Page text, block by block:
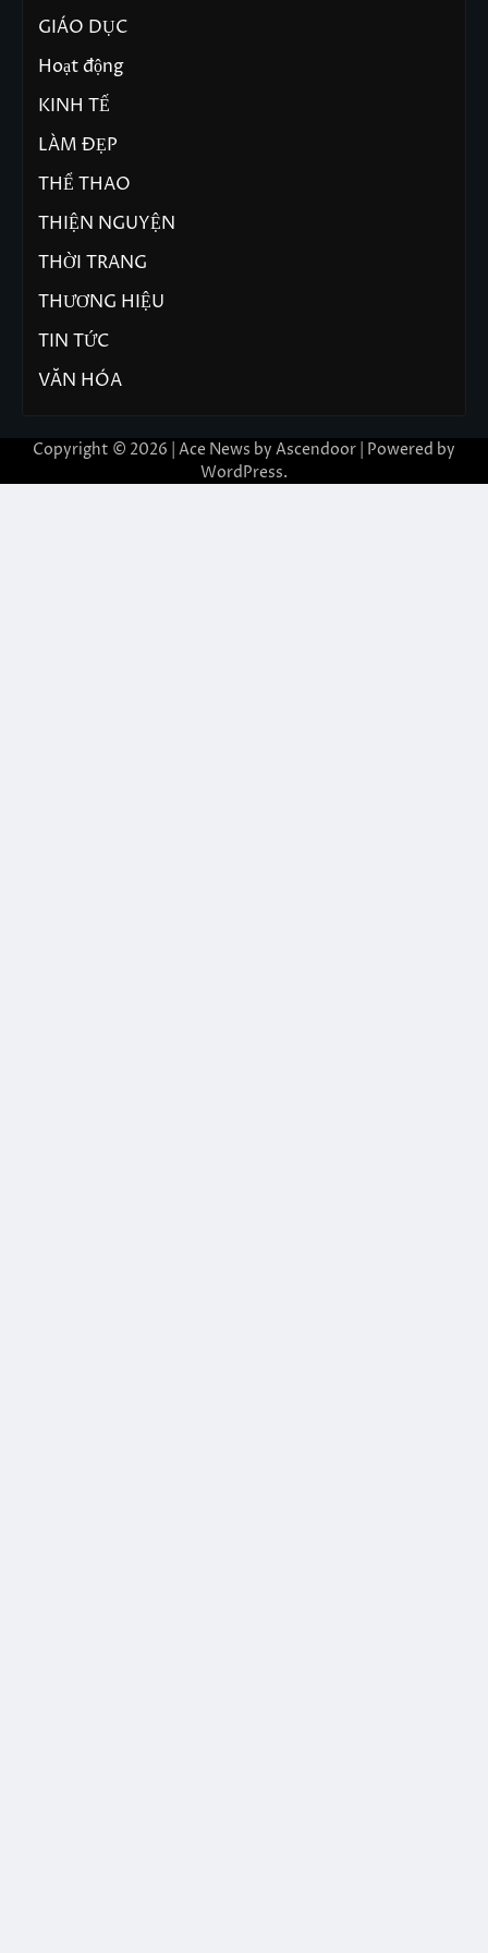
GIÁO DỤC
Hoạt động
KINH TẾ
LÀM ĐẸP
THỂ THAO
THIỆN NGUYỆN
THỜI TRANG
THƯƠNG HIỆU
TIN TỨC
VĂN HÓA
Copyright © 2026 | Ace News by Ascendoor | Powered by
WordPress.